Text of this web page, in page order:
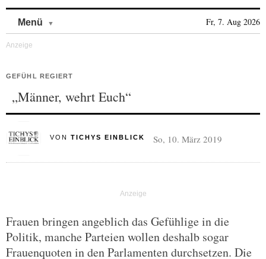
Menü Fr, 7. Aug 2026
GEFÜHL REGIERT
„Männer, wehrt Euch“
VON TICHYS EINBLICK So, 10. März 2019
Frauen bringen angeblich das Gefühlige in die
Politik, manche Parteien wollen deshalb sogar
Frauenquoten in den Parlamenten durchsetzen. Die